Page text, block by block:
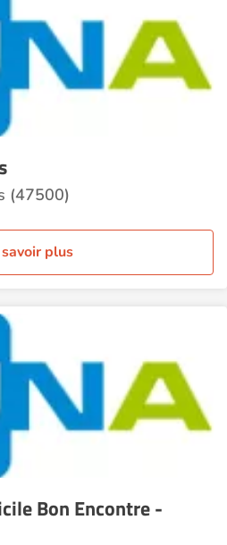
(47500)
savoir plus
Bon Encontre -